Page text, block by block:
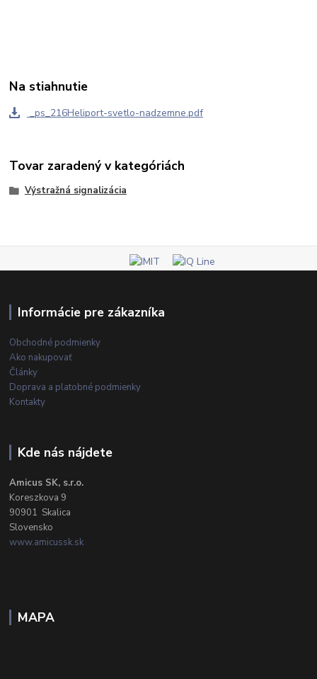
Na stiahnutie
_ps_216Heliport-svetlo-nadzemne.pdf
Tovar zaradený v kategóriách
Výstražná signalizácia
Informácie pre zákazníka
Obchodné podmienky
Ako nakupovať
Články
Doprava a platobné podmienky
Kontakty
Kde nás nájdete
Amicus SK, s.r.o.
Koreszkova 9
90901 Skalica
Slovensko
www.amicussk.sk
MAPA